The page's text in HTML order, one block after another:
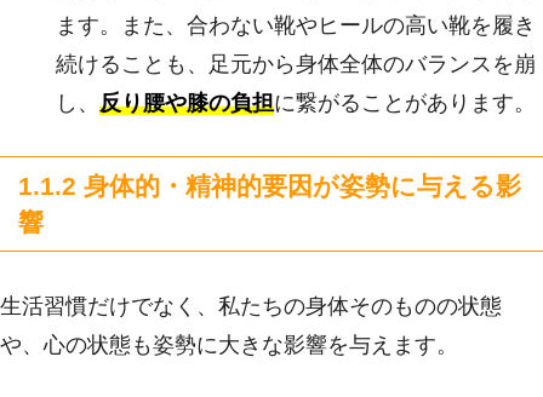
ます。また、合わない靴やヒールの高い靴を履き
続けることも、足元から身体全体のバランスを崩
し、反り腰や膝の負担に繋がることがあります。
1.1.2 身体的・精神的要因が姿勢に与える影
響
生活習慣だけでなく、私たちの身体そのものの状態
や、心の状態も姿勢に大きな影響を与えます。